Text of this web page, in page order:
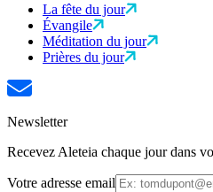
La fête du jour
Évangile
Méditation du jour
Prières du jour
Newsletter
Recevez Aleteia chaque jour dans
Votre adresse email